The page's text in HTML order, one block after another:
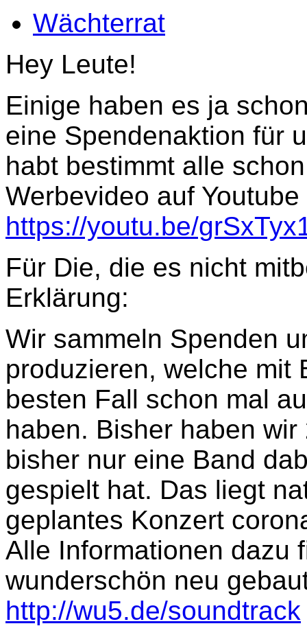
Wächterrat
Hey Leute!
Einige haben es ja
eine Spendenaktion für
habt bestimmt alle
Werbevideo auf
https://youtu.be/
Für Die, die es nicht
Erklärung:
Wir sammeln Spenden
produzieren, welche mit
besten Fall schon mal
haben. Bisher haben
bisher nur eine Band
gespielt hat. Das liegt
geplantes Konzert
Alle Informationen dazu
wunderschön neu
http://wu5.de/soundtrack